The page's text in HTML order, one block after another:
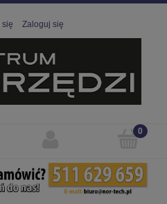
się Zaloguj się